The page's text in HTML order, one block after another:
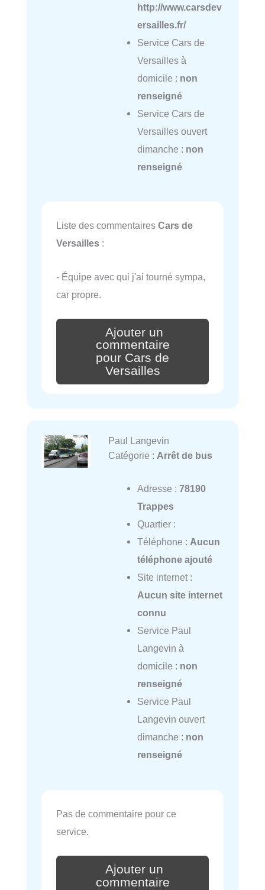
http://www.carsdev
ersailles.fr/
Service Cars de
Versailles à
domicile : non
renseigné
Service Cars de
Versailles ouvert
dimanche : non
renseigné
Liste des commentaires Cars de
Versailles :
- Équipe avec qui j'ai tourné sympa,
car propre.
Ajouter un
commentaire
pour Cars de
Versailles
Paul Langevin
Catégorie : Arrêt de bus
Adresse : 78190
Trappes
Quartier :
Téléphone : Aucun
téléphone ajouté
Site internet :
Aucun site internet
connu
Service Paul
Langevin à
domicile : non
renseigné
Service Paul
Langevin ouvert
dimanche : non
renseigné
Pas de commentaire pour ce
service.
Ajouter un
commentaire